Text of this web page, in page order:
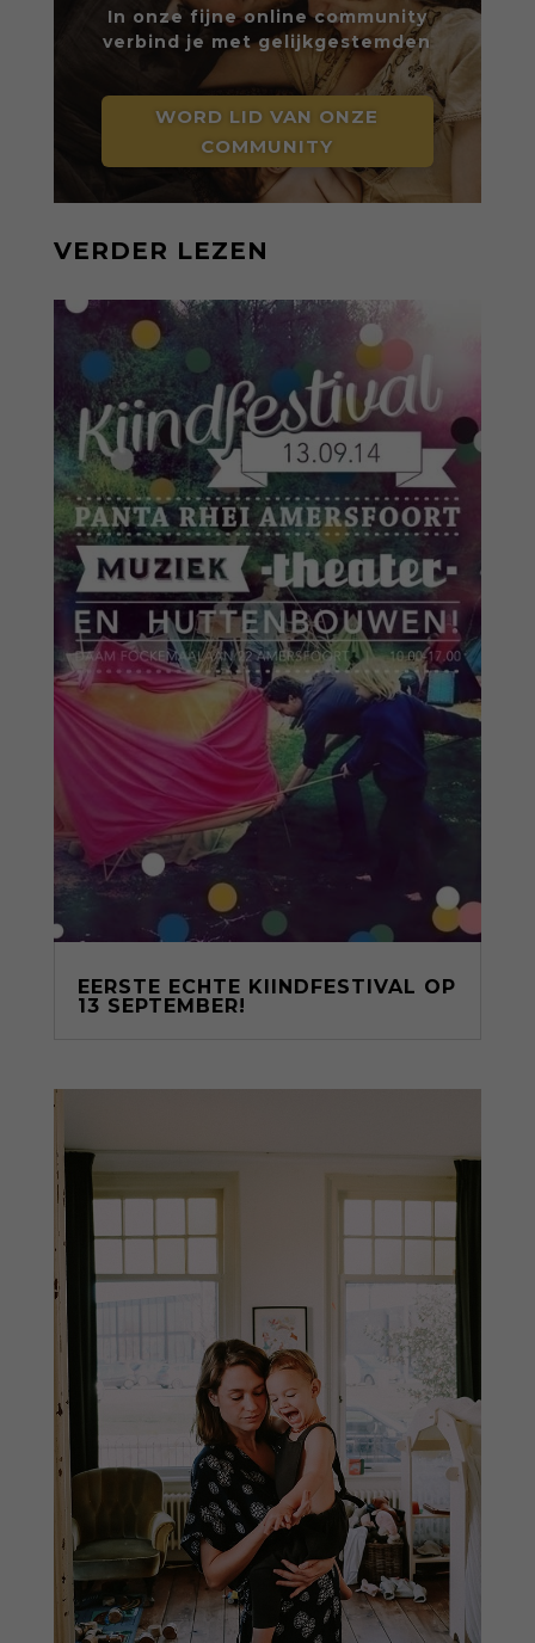
In onze fijne online community
verbind je met gelijkgestemden
WORD LID VAN ONZE
COMMUNITY
VERDER LEZEN
EERSTE ECHTE KIINDFESTIVAL OP
13 SEPTEMBER!